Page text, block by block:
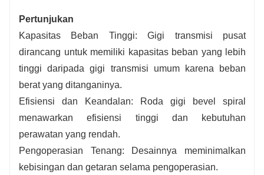
Pertunjukan
Kapasitas Beban Tinggi: Gigi transmisi pusat
dirancang untuk memiliki kapasitas beban yang lebih
tinggi daripada gigi transmisi umum karena beban
berat yang ditanganinya.
Efisiensi dan Keandalan: Roda gigi bevel spiral
menawarkan efisiensi tinggi dan kebutuhan
perawatan yang rendah.
Pengoperasian Tenang: Desainnya meminimalkan
kebisingan dan getaran selama pengoperasian.